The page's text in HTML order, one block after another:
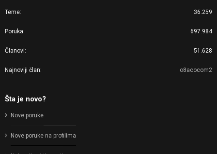
Teme 36.259
Poruka 697.984
Članovi 51.628
Najnoviji član o8acocom2
Šta je novo?
Nove poruke
Nove poruke na profilima